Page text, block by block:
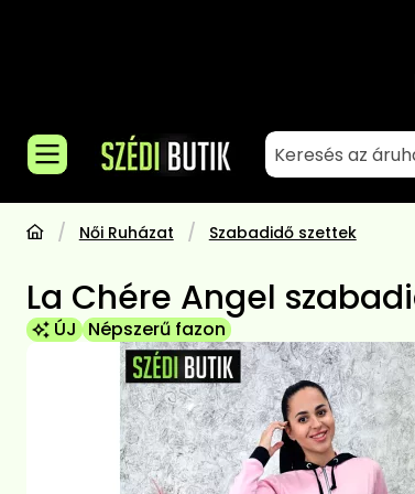
Női Ruházat Szabadidő szettek
La Chére Angel
ÚJ Népszerű fazon